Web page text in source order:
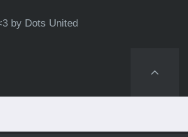
by Dots United